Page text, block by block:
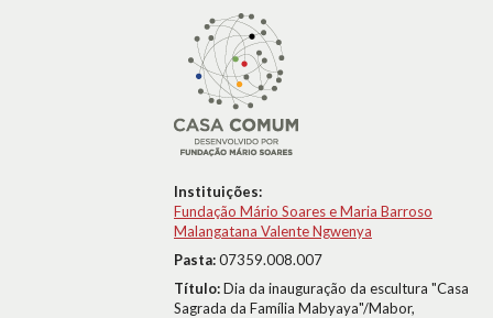
Instituições:
Fundação Mário Soares e Maria Barroso
Malangatana Valente Ngwenya
Pasta:07359.008.007
Título:Dia da inauguração da escultura "Casa
Sagrada da Família Mabyaya"/Mabor,